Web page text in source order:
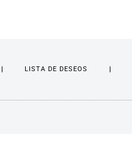
LISTA DE DESEOS